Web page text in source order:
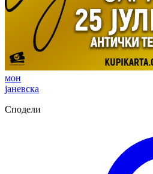
мон
јаневска
Сподели